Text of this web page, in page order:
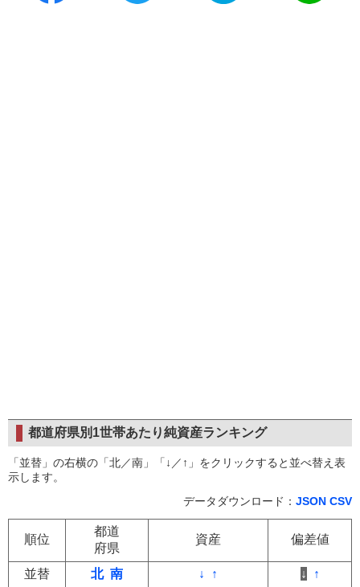
都道府県別1世帯あたり純資産ランキング
「並替」の右横の「北／南」「↓／↑」をクリックすると並べ替え表
示します。
データダウンロード： JSON CSV
順位
都道
府県
資産 偏差値
並替 北 南 ↓ ↑ ↓ ↑